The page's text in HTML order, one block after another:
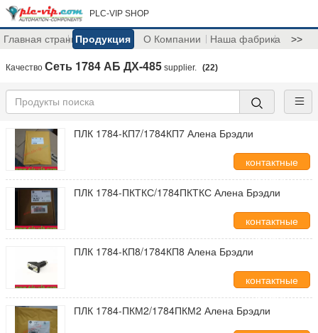
PLC-VIP SHOP
Главная страницаПродукция О Компании Наша фабрика >>
Качество Сеть 1784 АБ ДХ-485 supplier. (22)
ПЛК 1784-КП7/1784КП7 Алена Брэдли
контактные
данные
ПЛК 1784-ПКТКС/1784ПКТКС Алена Брэдли
контактные
данные
ПЛК 1784-КП8/1784КП8 Алена Брэдли
контактные
данные
ПЛК 1784-ПКМ2/1784ПКМ2 Алена Брэдли